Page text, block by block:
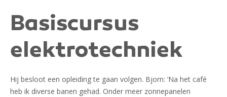
Basiscursus
elektrotechniek
Hij besloot een opleiding te gaan volgen. Bjorn: ‘Na het café
heb ik diverse banen gehad. Onder meer zonnepanelen